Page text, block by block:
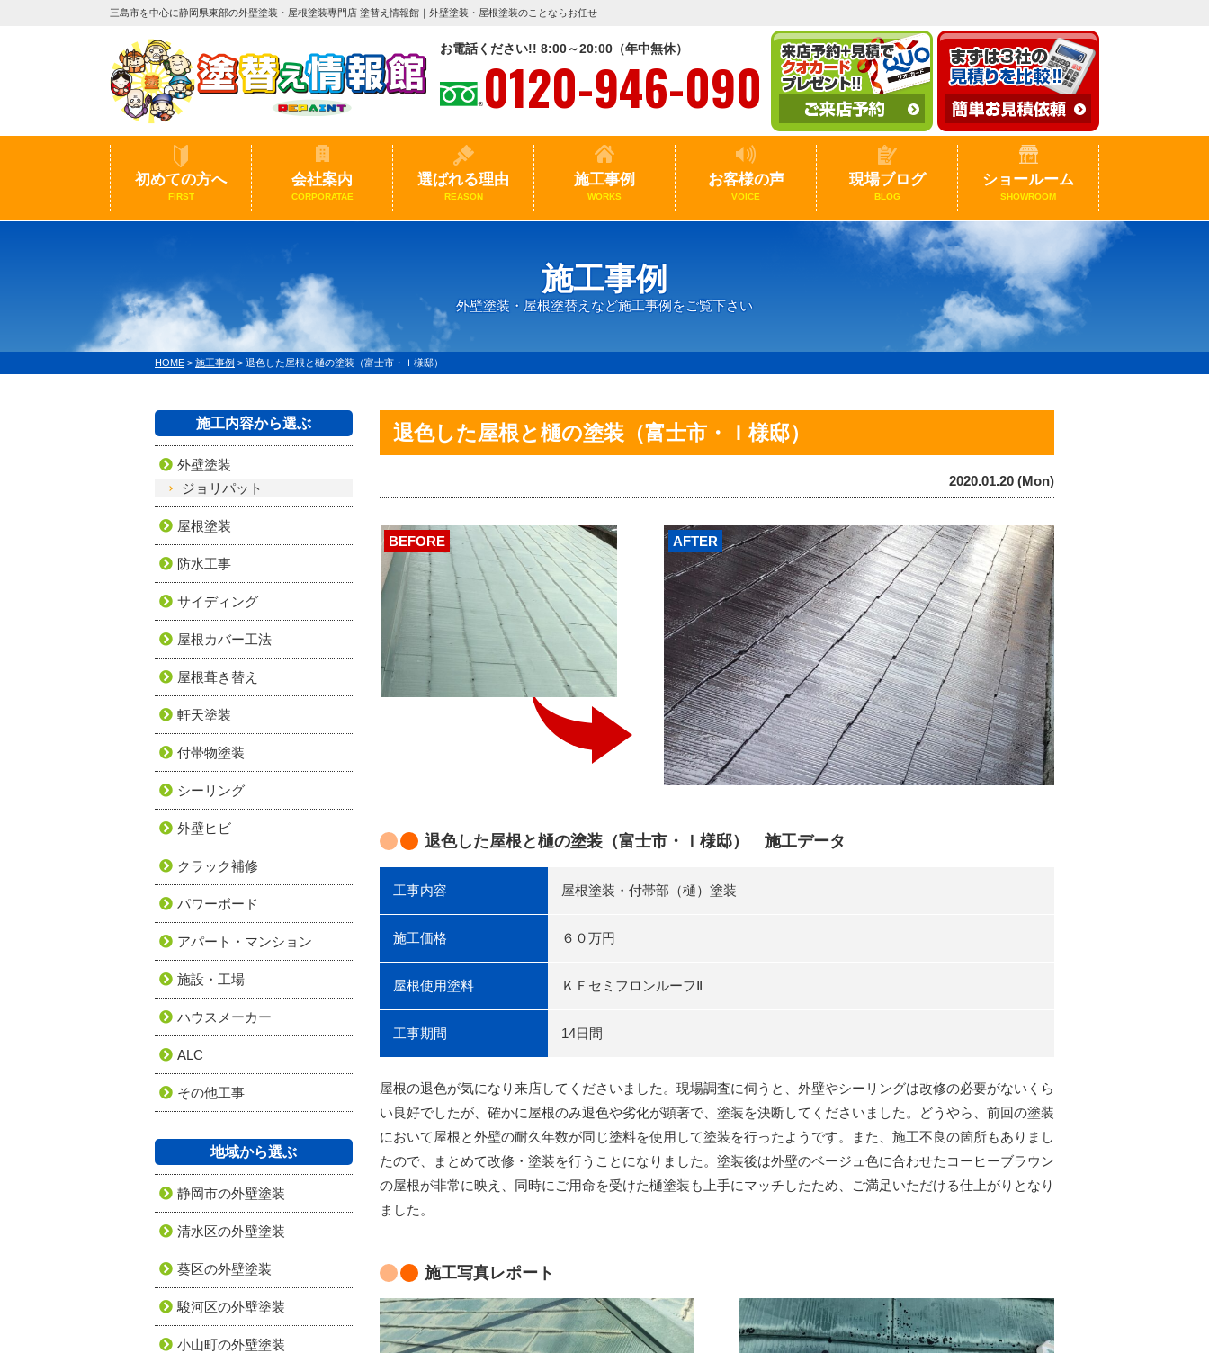
三島市を中心に静岡県東部の外壁塗装・屋根塗装専門店 塗替え情報館｜外壁塗装・屋根塗装のことならお任せ
お電話ください!! 8:00～20:00（年中無休）
0120-946-090
初めての方へ
FIRST
会社案内
CORPORATAE
選ばれる理由
REASON
施工事例
WORKS
お客様の声
VOICE
現場ブログ
BLOG
ショールーム
SHOWROOM
施工事例
外壁塗装・屋根塗替えなど施工事例をご覧下さい
HOME > 施工事例 > 退色した屋根と樋の塗装（富士市・Ｉ様邸）
退色した屋根と樋の塗装（富士市・Ｉ様邸）
2020.01.20 (Mon)
AFTER
BEFORE
退色した屋根と樋の塗装（富士市・Ｉ様邸） 施工データ
工事内容 屋根塗装・付帯部（樋）塗装
施工価格 ６０万円
屋根使用塗料 ＫＦセミフロンルーフⅡ
工事期間 14日間
屋根の退色が気になり来店してくださいました。現場調査に伺うと、外壁やシーリングは改修の必要がないくら
い良好でしたが、確かに屋根のみ退色や劣化が顕著で、塗装を決断してくださいました。どうやら、前回の塗装
において屋根と外壁の耐久年数が同じ塗料を使用して塗装を行ったようです。また、施工不良の箇所もありまし
たので、まとめて改修・塗装を行うことになりました。塗装後は外壁のベージュ色に合わせたコーヒーブラウン
の屋根が非常に映え、同時にご用命を受けた樋塗装も上手にマッチしたため、ご満足いただける仕上がりとなり
ました。
施工写真レポート
施工内容から選ぶ
外壁塗装
ジョリパット
屋根塗装
防水工事
サイディング
屋根カバー工法
屋根葺き替え
軒天塗装
付帯物塗装
シーリング
外壁ヒビ
クラック補修
パワーボード
アパート・マンション
施設・工場
ハウスメーカー
ALC
その他工事
地域から選ぶ
静岡市の外壁塗装
清水区の外壁塗装
葵区の外壁塗装
駿河区の外壁塗装
小山町の外壁塗装